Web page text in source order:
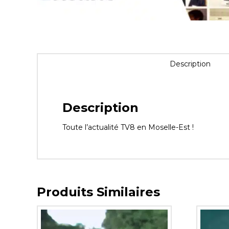
Description
Description
Toute l’actualité TV8 en Moselle-Est !
Produits Similaires